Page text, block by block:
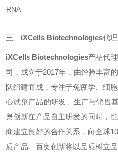
RNA
三、 ‌iXCells Biotechnologies代
‌iXCells Biotechnologies产品代理
司，成立于2017年，由经验丰富
队组建而成，专注于免疫学、细
心试剂产品的研发、生产与销售
奥创新在产品自主研发的同时，
商建立良好的合作关系，向全球10
质产品。百奥创新将以品质树立